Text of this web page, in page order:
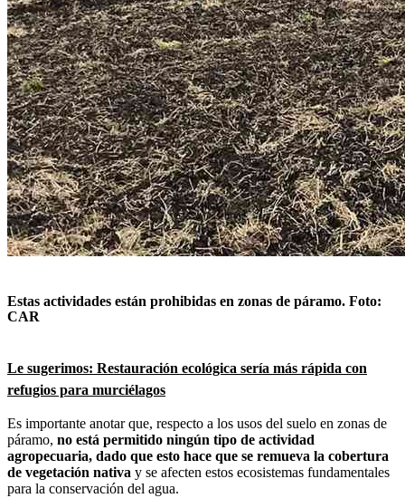
Estas actividades están prohibidas en zonas de páramo. Foto:
CAR
Le sugerimos: Restauración ecológica sería más rápida con
refugios para murciélagos
Es importante anotar que, respecto a los usos del suelo en zonas de
páramo, no está permitido ningún tipo de actividad
agropecuaria, dado que esto hace que se remueva la cobertura
de vegetación nativa y se afecten estos ecosistemas fundamentales
para la conservación del agua.